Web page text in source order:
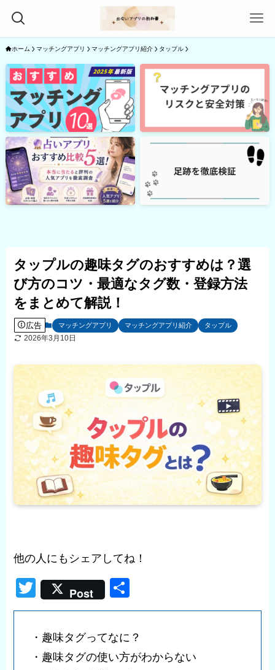
ホーム マッチングアプリ マッチングアプリ紹介 タップル
タップルの趣味タグのおすすめは？選
び方のコツ・最適なタグ数・登録方法
をまとめて解説！
広告 マッチングアプリ マッチングアプリ紹介 タップル
2026年3月10日
他の人にもシェアしてね！
T
wi
tt
er
Post
有
・趣味タグってなに？
・趣味タグの使い方がわからない